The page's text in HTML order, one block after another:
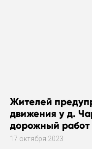
Жителей
движения у д.
дорожный работ
17 октября 2023